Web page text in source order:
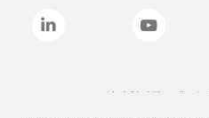
상기 열거된 브랜드